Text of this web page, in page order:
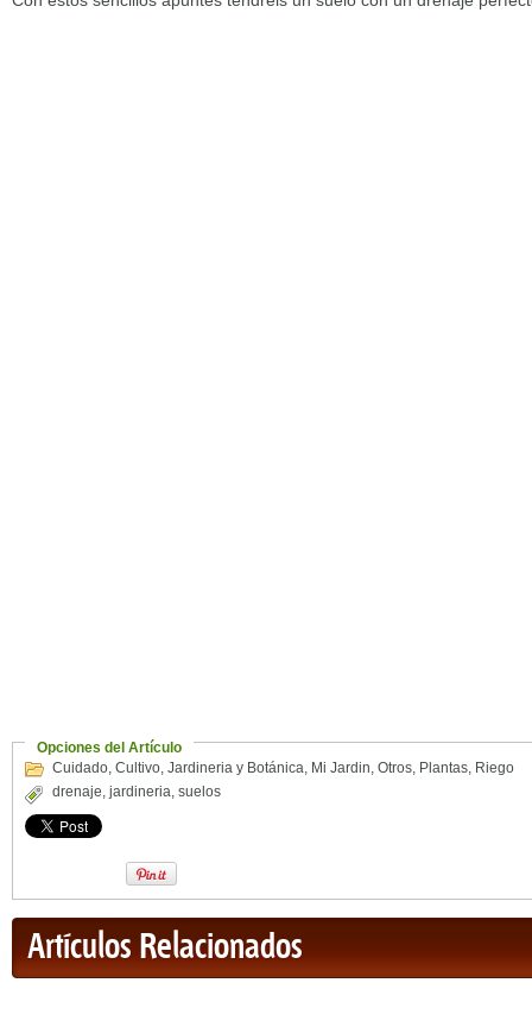
Opciones del Artículo
Cuidado, Cultivo, Jardineria y Botánica, Mi Jardin, Otros, Plantas, Riego
drenaje, jardineria, suelos
Artículos Relacionados